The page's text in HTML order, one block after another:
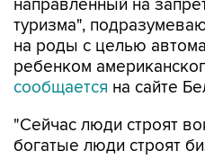
направленный на
туризма",
на роды с целью
ребенком
сообщается на сайте
"Сейчас люди строят
богатые люди строят